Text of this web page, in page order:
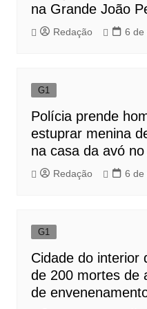
na Grande João
Redação 6 de
G1
Polícia prende
estuprar menina
na casa da avó
Redação 6 de
G1
Cidade do interior
de 200 mortes de
de